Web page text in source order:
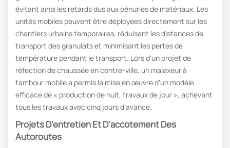
évitant ainsi les retards dus aux pénuries de matériaux. Les
unités mobiles peuvent être déployées directement sur les
chantiers urbains temporaires, réduisant les distances de
transport des granulats et minimisant les pertes de
température pendant le transport. Lors d'un projet de
réfection de chaussée en centre-ville, un malaxeur à
tambour mobile a permis la mise en œuvre d'un modèle
efficace de « production de nuit, travaux de jour », achevant
tous les travaux avec cinq jours d'avance.
Projets D'entretien Et D'accotement Des
Autoroutes